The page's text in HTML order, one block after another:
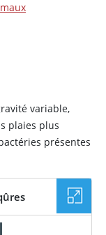
variable,
plaies plus
présentes